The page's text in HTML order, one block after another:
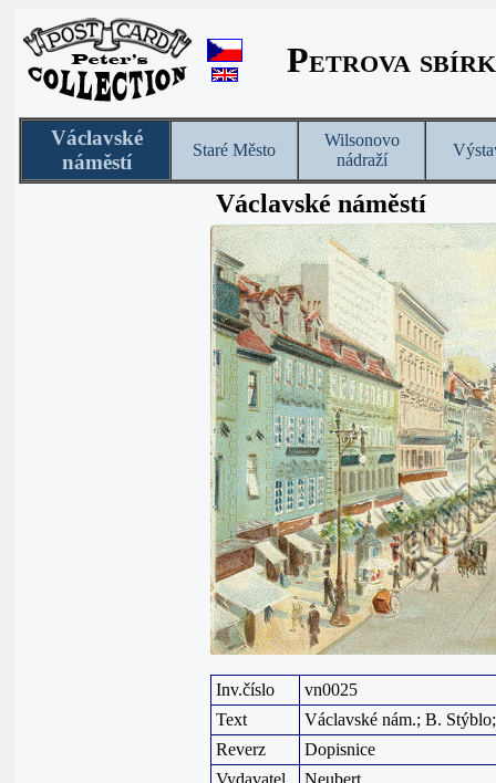
Petrova
Václavské
náměstí
Staré Město
Wilsonovo
nádraží
Václavské náměstí
Inv.číslo
vn0025
Text
Václavské nám.; B.
Reverz
Dopisnice
Vydavatel
Neubert